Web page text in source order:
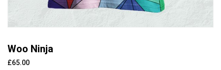
Woo Ninja
£65.00